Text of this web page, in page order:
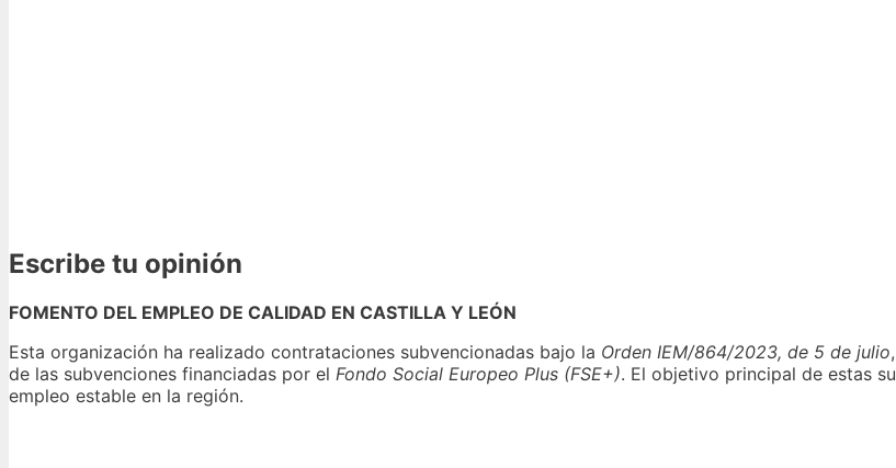
Escribe tu opinión
FOMENTO DEL EMPLEO DE CALIDAD EN CASTILLA Y LEÓN
Esta organización ha realizado contrataciones subvencionadas bajo la Orden IEM/864/2023, de 5 de julio
de las subvenciones financiadas por el Fondo Social Europeo Plus (FSE+). El objetivo principal de estas
empleo estable en la región.